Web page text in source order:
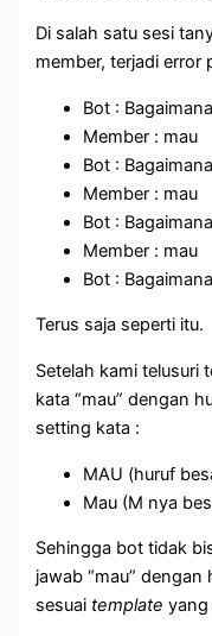
Di salah satu sesi
member, terjadi error
Bot :
Member : mau
Bot :
Member : mau
Bot :
Member : mau
Bot :
Terus saja seperti itu.
Setelah kami telusuri
kata “mau” dengan
setting kata :
MAU (huruf
Mau (M nya
Sehingga bot tidak
jawab “mau”
sesuai template yang